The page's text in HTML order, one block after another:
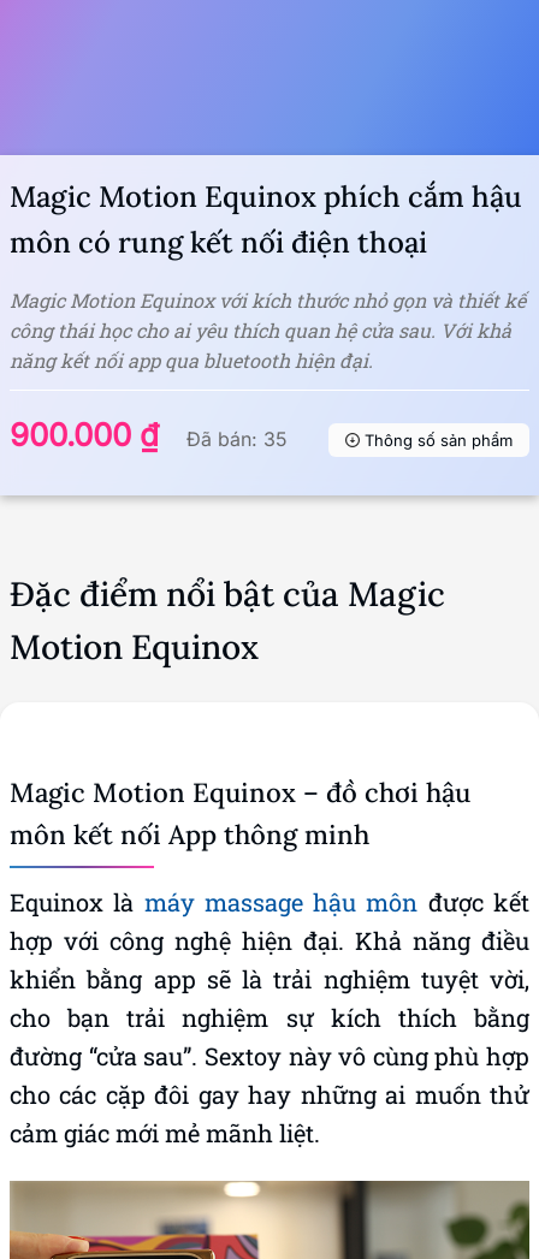
900.000 ₫ Đã bán: 35 Thông số sản phẩm
Magic Motion Equinox phích cắm hậu
môn có rung kết nối điện thoại
Magic Motion Equinox với kích thước nhỏ gọn và thiết kế
công thái học cho ai yêu thích quan hệ cửa sau. Với khả
năng kết nối app qua bluetooth hiện đại.
Đặc điểm nổi bật của Magic
Motion Equinox
Magic Motion Equinox – đồ chơi hậu
môn kết nối App thông minh
Equinox là máy massage hậu môn được kết
hợp với công nghệ hiện đại. Khả năng điều
khiển bằng app sẽ là trải nghiệm tuyệt vời,
cho bạn trải nghiệm sự kích thích bằng
đường “cửa sau”. Sextoy này vô cùng phù hợp
cho các cặp đôi gay hay những ai muốn thử
cảm giác mới mẻ mãnh liệt.